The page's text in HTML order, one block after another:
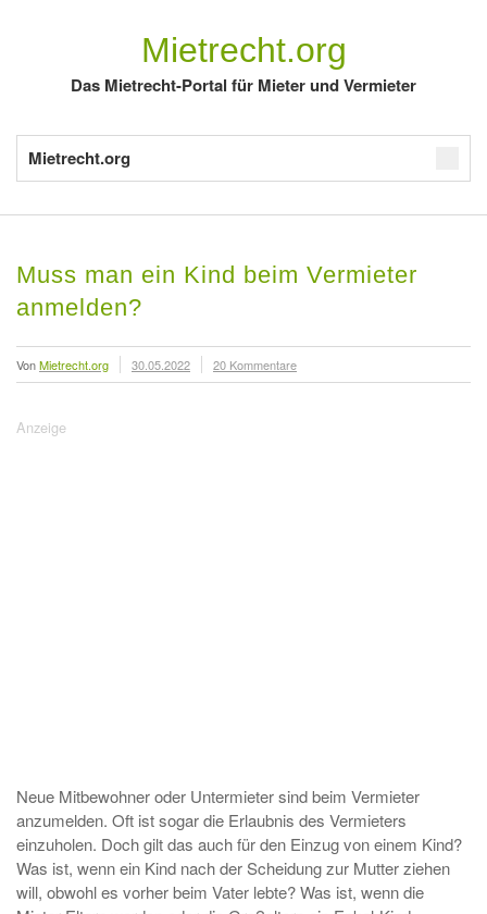
Mietrecht.org
Das Mietrecht-Portal für Mieter und Vermieter
Mietrecht.org
Muss man ein Kind beim Vermieter
anmelden?
VonMietrecht.org 30.05.2022 20 Kommentare
Neue Mitbewohner oder Untermieter sind beim Vermieter
anzumelden. Oft ist sogar die Erlaubnis des Vermieters
einzuholen. Doch gilt das auch für den Einzug von einem Kind?
Was ist, wenn ein Kind nach der Scheidung zur Mutter ziehen
will, obwohl es vorher beim Vater lebte? Was ist, wenn die